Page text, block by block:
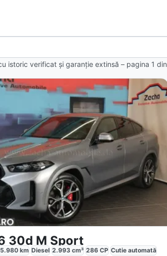
istoric verificat și garanție extinsă – pagina 1 din
30d M Sport
km Diesel 2.993 cm³ 286 CP Cutieautomată